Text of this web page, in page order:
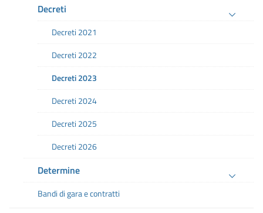
Decreti
Decreti 2021
Decreti 2022
Decreti 2023
Decreti 2024
Decreti 2025
Decreti 2026
Determine
Bandi di gara e contratti